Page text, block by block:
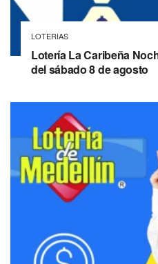
LOTERIAS
Lotería La Caribeña
del sábado 8 de agosto